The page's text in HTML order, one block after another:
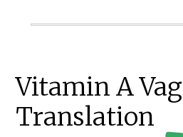
Main
Vitamin A
Translation
Primary
Sidebar